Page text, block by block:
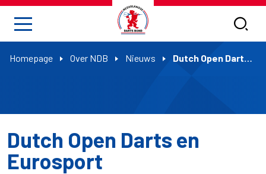
Homepage Over NDB Nieuws Dutch Open Darts en Eurosport
Dutch Open Darts en
Eurosport